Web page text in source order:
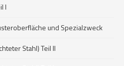
I
und Spezialzweck
Stahl) Teil II